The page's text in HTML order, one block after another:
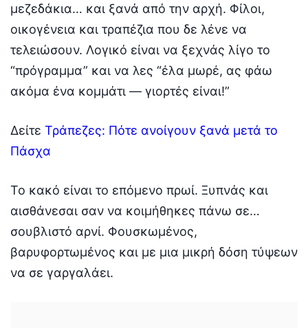
μεζεδάκια… και ξανά από την αρχή. Φίλοι,
οικογένεια και τραπέζια που δε λένε να
τελειώσουν. Λογικό είναι να ξεχνάς λίγο το
“πρόγραμμα” και να λες “έλα μωρέ, ας φάω
ακόμα ένα κομμάτι — γιορτές είναι!”
Δείτε Τράπεζες: Πότε ανοίγουν ξανά μετά το
Πάσχα
Το κακό είναι το επόμενο πρωί. Ξυπνάς και
αισθάνεσαι σαν να κοιμήθηκες πάνω σε…
σουβλιστό αρνί. Φουσκωμένος,
βαρυφορτωμένος και με μια μικρή δόση τύψεων
να σε γαργαλάει.